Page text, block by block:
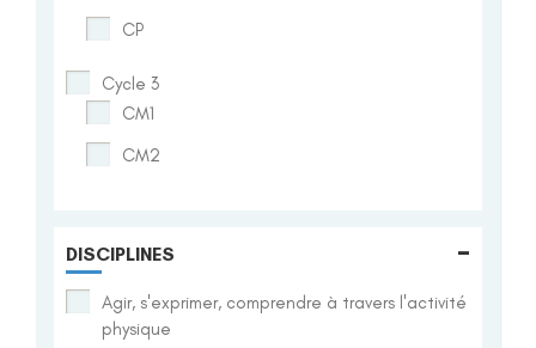
CP
Cycle 3
CM1
CM2
DISCIPLINES -
Agir, s'exprimer, comprendre à travers l'activité
physique